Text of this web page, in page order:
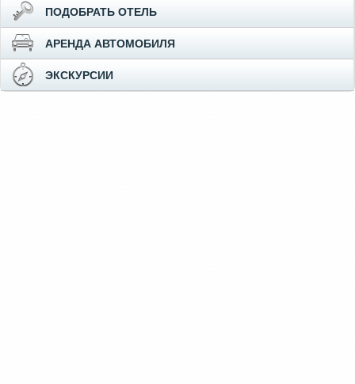
ПОДОБРАТЬ ОТЕЛЬ
АРЕНДА АВТОМОБИЛЯ
ЭКСКУРСИИ